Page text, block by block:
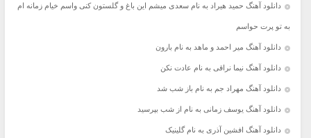
دانلود آهنگ حمید هیراد به نام سعدی میشم این باغ و گلستون کنی واسم خیام زمانه ام
به تو پرت حواسم
دانلود آهنگ میر احمد و ماهد به نام بارون
دانلود آهنگ نیما نراقی به نام عادت نکن
دانلود آهنگ مهراد جم به نام باز شب شد
دانلود آهنگ یوسف زمانی به نام از شب بپرسید
دانلود آهنگ افشین آذری به نام گلینیک